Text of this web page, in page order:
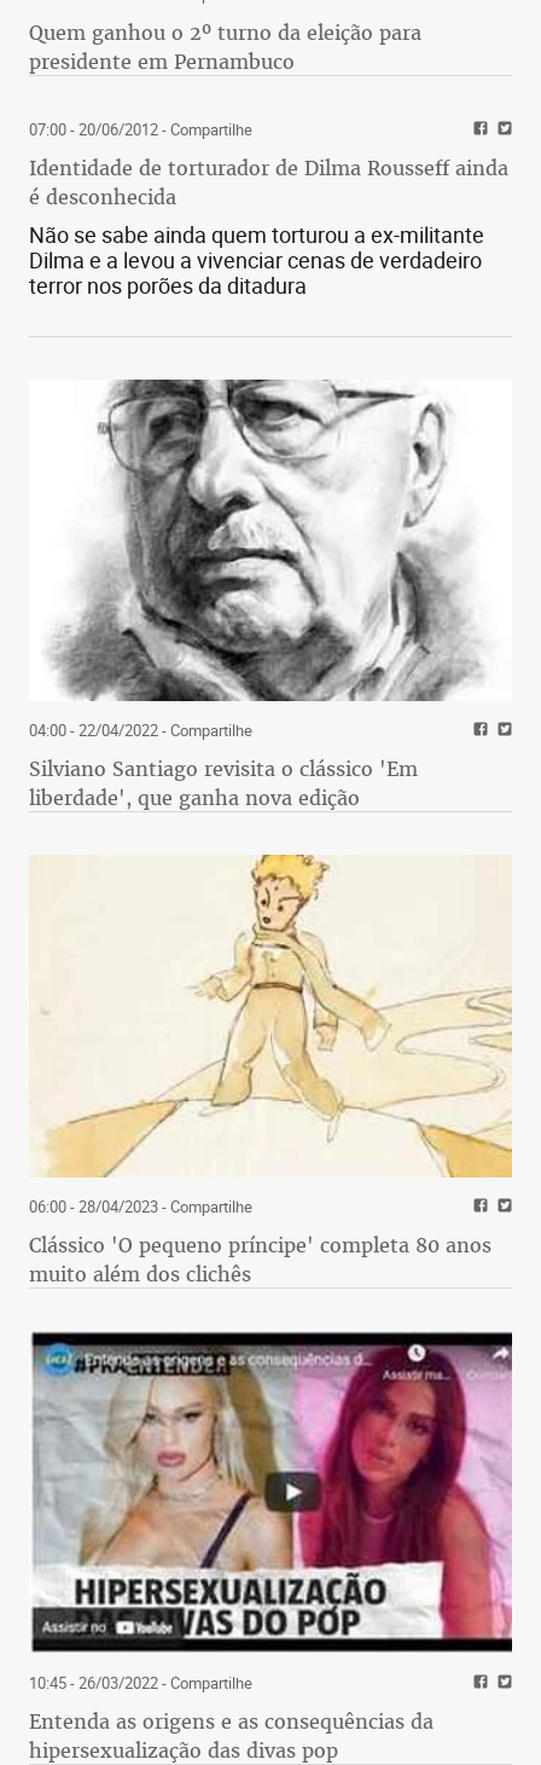
ainda resta um déficit expressivo a equacionar.
O grande drama da segregação de massas é que,
durante décadas o fundo financeiro vai tendo cada
vez mais servidores aposentados e não está
entrando mais ninguém novo lá, ou seja, cada vez
mais despesa e cada vez menos contribuições.
Enquanto isso, no fundo capitalizado, durante
décadas não vai ter quase nenhuma despesa, pois
só vai ter servidores jovens, a não ser um caso ou
outro de pensão por morte, ou de aposentadoria
por invalidez, o que leva à acumulação de muitos
recursos, recursos esses que, quando se tinha um
fundo único, ajudavam a pagar os benefícios dos
aposentados – agora não mais. Esse, aliás, é o
a segregação apenas por data de ingresso. E,
assim, o que se vai ver é durante 3, 4 décadas só
crescendo o déficit do fundo financeiro, enquanto o
fundo capitalizado, por mais que esteja equilibrado
atuarialmente, do ponto de vista de recursos
financeiros, ele vai acumulando um volume cada
vez maior. (Em minha próxima coluna daqui a 15
dias concluirei a análise da questão previdenciária
Quem ganhou o 2º turno da eleição para
presidente em Pernambuco
07:00 - 20/06/2012- Compartilhe
Identidade de torturador de Dilma Rousseff ainda
é desconhecida
Não se sabe ainda quem torturou a ex-militante
Dilma e a levou a vivenciar cenas de verdadeiro
terror nos porões da ditadura
04:00 - 22/04/2022- Compartilhe
Silviano Santiago revisita o clássico 'Em
liberdade', que ganha nova edição
06:00 - 28/04/2023- Compartilhe
Clássico 'O pequeno príncipe' completa 80 anos
muito além dos clichês
10:45 - 26/03/2022- Compartilhe
Entenda as origens e as consequências da
hipersexualização das divas pop